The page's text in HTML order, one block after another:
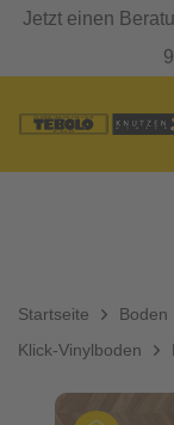
Jetzt einen
Startseite Boden
Klick-Vinylboden